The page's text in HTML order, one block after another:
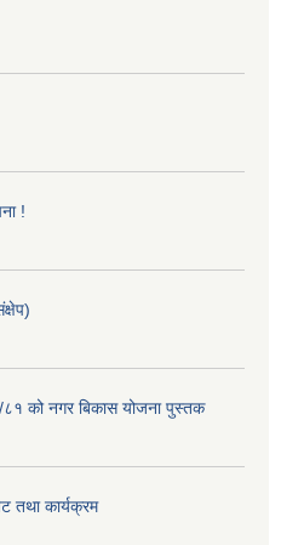
!
८१ को नगर बिकास योजना पुस्तक
तथा कार्यक्रम